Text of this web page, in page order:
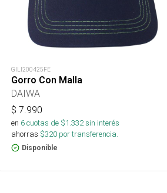
GILI200425FE
Gorro Con Malla
DAIWA
$ 7.990
en 6cuotas de $1.332sin interés
ahorras $320 por transferencia.
Disponible